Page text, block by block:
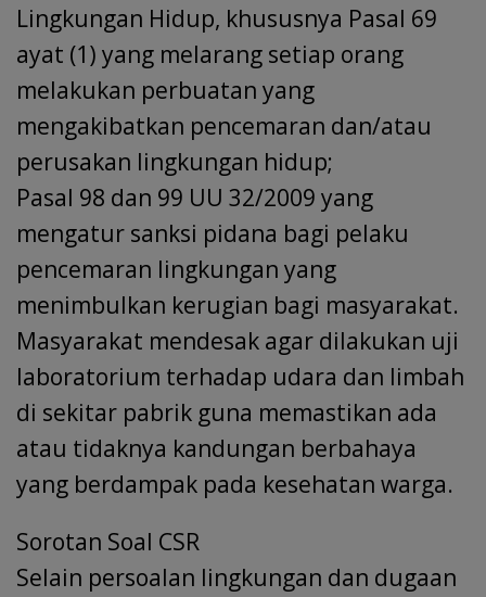
Lingkungan Hidup, khususnya Pasal 69
ayat (1) yang melarang setiap orang
melakukan perbuatan yang
mengakibatkan pencemaran dan/atau
perusakan lingkungan hidup;
Pasal 98 dan 99 UU 32/2009 yang
mengatur sanksi pidana bagi pelaku
pencemaran lingkungan yang
menimbulkan kerugian bagi masyarakat.
Masyarakat mendesak agar dilakukan uji
laboratorium terhadap udara dan limbah
di sekitar pabrik guna memastikan ada
atau tidaknya kandungan berbahaya
yang berdampak pada kesehatan warga.
Sorotan Soal CSR
Selain persoalan lingkungan dan dugaan